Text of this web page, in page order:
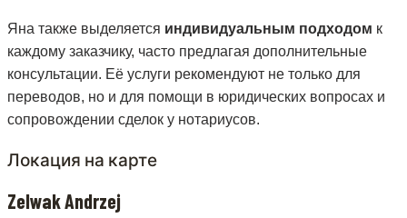
Яна также выделяется индивидуальным подходом к
каждому заказчику, часто предлагая дополнительные
консультации. Её услуги рекомендуют не только для
переводов, но и для помощи в юридических вопросах и
сопровождении сделок у нотариусов.
Локация на карте
Zelwak Andrzej